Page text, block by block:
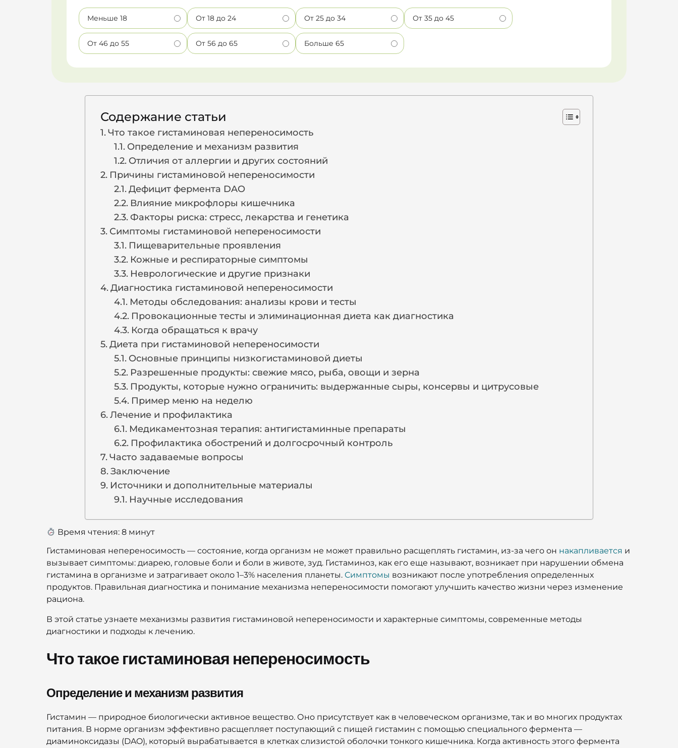
Меньше 18 От 18 до 24 От 25 до 34 От 35 до 45
От 46 до 55 От 56 до 65 Больше 65
Содержание статьи
Что такое гистаминовая непереносимость
Определение и механизм развития
Отличия от аллергии и других состояний
Причины гистаминовой непереносимости
Дефицит фермента DAO
Влияние микрофлоры кишечника
Факторы риска: стресс, лекарства и генетика
Симптомы гистаминовой непереносимости
Пищеварительные проявления
Кожные и респираторные симптомы
Неврологические и другие признаки
Диагностика гистаминовой непереносимости
Методы обследования: анализы крови и тесты
Провокационные тесты и элиминационная диета как диагностика
Когда обращаться к врачу
Диета при гистаминовой непереносимости
Основные принципы низкогистаминовой диеты
Разрешенные продукты: свежие мясо, рыба, овощи и зерна
Продукты, которые нужно ограничить: выдержанные сыры, консервы и цитрусовые
Пример меню на неделю
Лечение и профилактика
Медикаментозная терапия: антигистаминные препараты
Профилактика обострений и долгосрочный контроль
Часто задаваемые вопросы
Заключение
Источники и дополнительные материалы
Научные исследования
Время чтения: 8 минут
Гистаминовая непереносимость — состояние, когда организм не может правильно расщеплять гистамин, из-за чего он накапливается и
вызывает симптомы: диарею, головые боли и боли в животе, зуд. Гистаминоз, как его еще называют, возникает при нарушении обмена
гистамина в организме и затрагивает около 1–3% населения планеты. Симптомы возникают после употребления определенных
продуктов. Правильная диагностика и понимание механизма непереносимости помогают улучшить качество жизни через изменение
рациона.
В этой статье узнаете механизмы развития гистаминовой непереносимости и характерные симптомы, современные методы
диагностики и подходы к лечению.
Что такое гистаминовая непереносимость
Определение и механизм развития
Гистамин — природное биологически активное вещество. Оно присутствует как в человеческом организме, так и во многих продуктах
питания. В норме организм эффективно расщепляет поступающий с пищей гистамин с помощью специального фермента —
диаминоксидазы (DAO), который вырабатывается в клетках слизистой оболочки тонкого кишечника. Когда активность этого фермента